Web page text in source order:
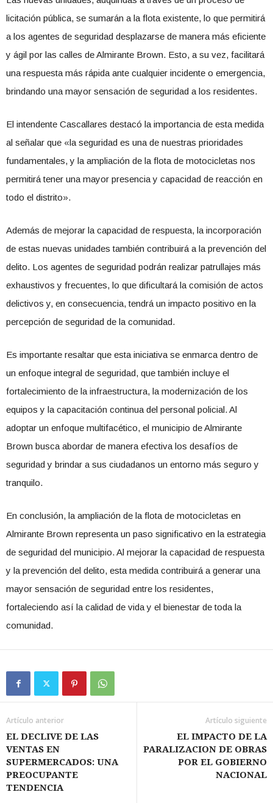
licitación pública, se sumarán a la flota existente, lo que permitirá
a los agentes de seguridad desplazarse de manera más eficiente
y ágil por las calles de Almirante Brown. Esto, a su vez, facilitará
una respuesta más rápida ante cualquier incidente o emergencia,
brindando una mayor sensación de seguridad a los residentes.
El intendente Cascallares destacó la importancia de esta medida
al señalar que «la seguridad es una de nuestras prioridades
fundamentales, y la ampliación de la flota de motocicletas nos
permitirá tener una mayor presencia y capacidad de reacción en
todo el distrito».
Además de mejorar la capacidad de respuesta, la incorporación
de estas nuevas unidades también contribuirá a la prevención del
delito. Los agentes de seguridad podrán realizar patrullajes más
exhaustivos y frecuentes, lo que dificultará la comisión de actos
delictivos y, en consecuencia, tendrá un impacto positivo en la
percepción de seguridad de la comunidad.
Es importante resaltar que esta iniciativa se enmarca dentro de
un enfoque integral de seguridad, que también incluye el
fortalecimiento de la infraestructura, la modernización de los
equipos y la capacitación continua del personal policial. Al
adoptar un enfoque multifacético, el municipio de Almirante
Brown busca abordar de manera efectiva los desafíos de
seguridad y brindar a sus ciudadanos un entorno más seguro y
tranquilo.
En conclusión, la ampliación de la flota de motocicletas en
Almirante Brown representa un paso significativo en la estrategia
de seguridad del municipio. Al mejorar la capacidad de respuesta
y la prevención del delito, esta medida contribuirá a generar una
mayor sensación de seguridad entre los residentes,
fortaleciendo así la calidad de vida y el bienestar de toda la
comunidad.
Artículo anterior
EL DECLIVE DE LAS
VENTAS EN
SUPERMERCADOS: UNA
PREOCUPANTE
TENDENCIA
Artículo siguiente
EL IMPACTO DE LA
PARALIZACION DE OBRAS
POR EL GOBIERNO
NACIONAL